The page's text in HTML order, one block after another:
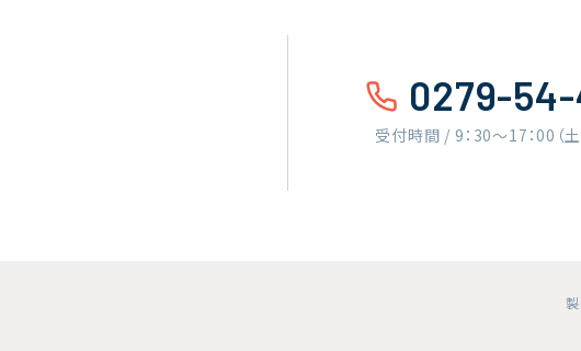
0279-54-
受付時間 / 9：30〜17：00（土